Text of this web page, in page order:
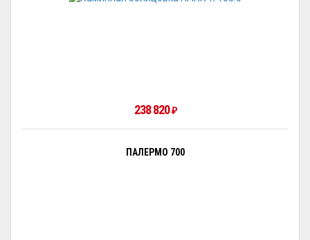
238 820₽
ПАЛЕРМО 700